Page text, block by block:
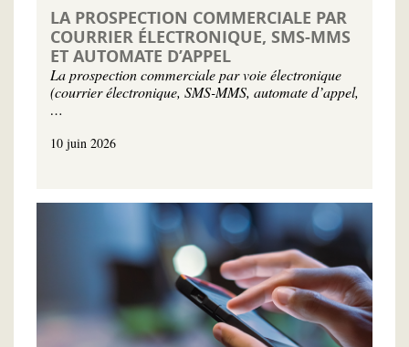
LA PROSPECTION COMMERCIALE PAR
COURRIER ÉLECTRONIQUE, SMS-MMS
ET AUTOMATE D’APPEL
La prospection commerciale par voie électronique
(courrier électronique, SMS-MMS, automate d’appel,
…
10 juin 2026